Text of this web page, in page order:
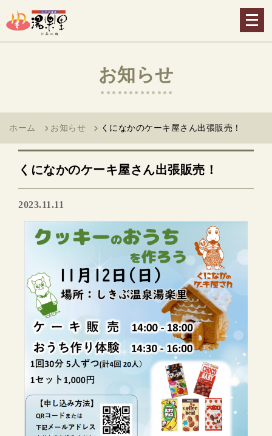
メ
ニ
ュ
お知らせ
ホーム お知らせ くになかのケーキ屋さん出張販売！
くになかのケーキ屋さん出張販売！
2023.11.11